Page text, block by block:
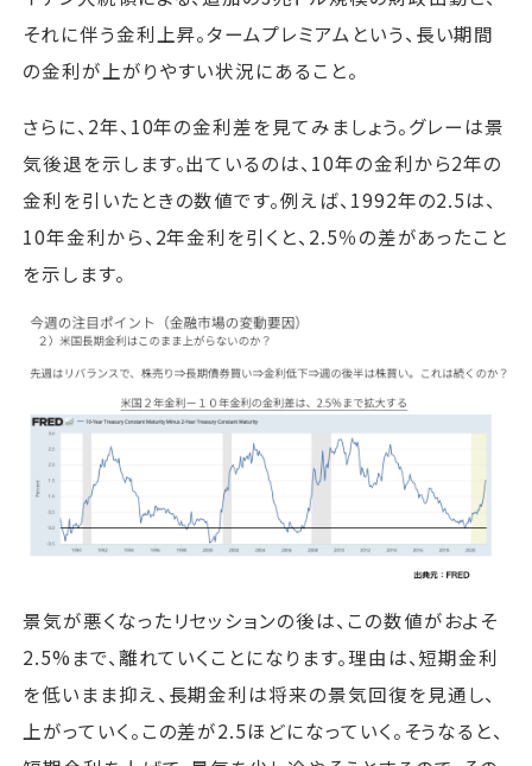
それに伴う金利上昇。タームプレミアムという、長い期間
の金利が上がりやすい状況にあること。
さらに、2年、10年の金利差を見てみましょう。グレーは景
気後退を示します。出ているのは、10年の金利から2年の
金利を引いたときの数値です。例えば、1992年の2.5は、
10年金利から、2年金利を引くと、2.5％の差があったこと
を示します。
景気が悪くなったリセッションの後は、この数値がおよそ
2.5%まで、離れていくことになります。理由は、短期金利
を低いまま抑え、長期金利は将来の景気回復を見通し、
上がっていく。この差が2.5ほどになっていく。そうなると、